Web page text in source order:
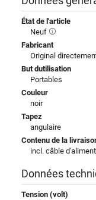
État de l'article
Neuf
Fabricant
Original
But dutilisation
Portables
Couleur
noir
Tapez
angulaire
Contenu de la
incl. câble
Données
Tension (volt)